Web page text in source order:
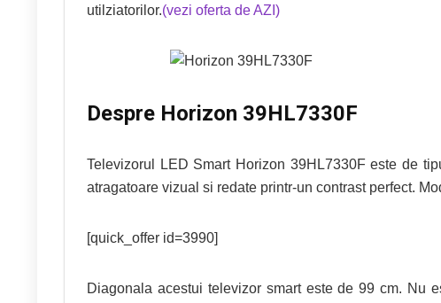
utilziatorilor.(vezi oferta de AZI)
Despre Horizon 39HL7330F
Televizorul LED Smart Horizon 39HL7330F este de
atragatoare vizual si redate printr-un contrast perfect.
[quick_offer id=3990]
Diagonala acestui televizor smart este de 99 cm. Nu